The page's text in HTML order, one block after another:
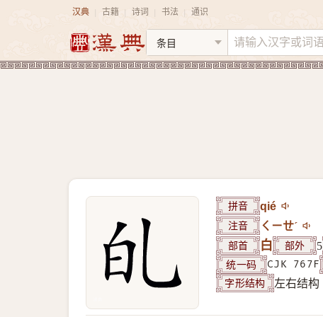
汉典 古籍 诗词 书法 通识
拼音 qié
注音 ㄑㄧㄝˊ
部首 白 部外 5
统一码 CJK 767F
字形结构 左右结构